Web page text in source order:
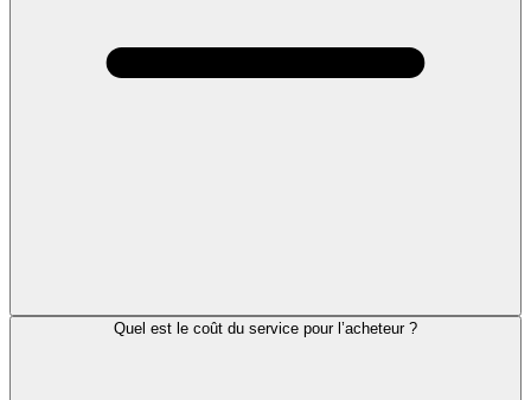
Quel est le coût du service pour l’acheteur ?